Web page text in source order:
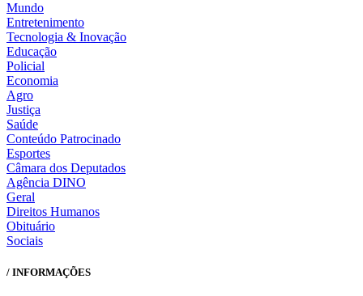
Mundo
Entretenimento
Tecnologia & Inovação
Educação
Policial
Economia
Agro
Justiça
Saúde
Conteúdo Patrocinado
Esportes
Câmara dos Deputados
Agência DINO
Geral
Direitos Humanos
Obituário
Sociais
/ INFORMAÇÕES